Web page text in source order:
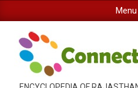
to
content
Navigation
Menu
Menu